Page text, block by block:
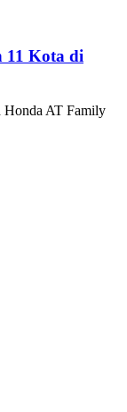
11 Kota di
Honda AT Family